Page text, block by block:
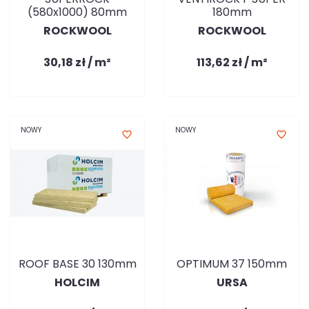
(580x1000) 80mm
ROCKWOOL
30,18 zł / m²
180mm
ROCKWOOL
113,62 zł / m²
NOWY favorite_border
ROOF BASE 30 130mm
HOLCIM
NOWY favorite_border
OPTIMUM 37 150mm
URSA